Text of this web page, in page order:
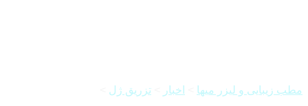
مطب زیبایی و لیزر میها اخبار تزریق ژل